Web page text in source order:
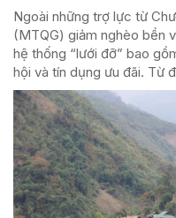
Ngoài những trợ lực từ
(MTQG) giảm nghèo bền
hệ thống “lưới đỡ” bao
hội và tín dụng ưu đãi. Từ